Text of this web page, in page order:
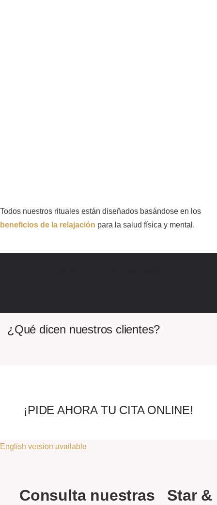
Todos nuestros rituales están diseñados basándose en los
beneficios de la relajación para la salud física y mental.
¿Qué dicen nuestros clientes?
¡PIDE AHORA TU CITA ONLINE!
English version available
Consulta nuestras
Star &